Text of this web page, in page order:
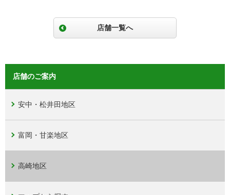
店舗一覧へ
店舗のご案内
安中・松井田地区
富岡・甘楽地区
高崎地区